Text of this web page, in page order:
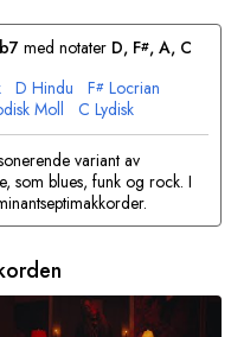
med notater D, F#, A, C
D Hindu F# Locrian
Moll C Lydisk
variant av
som blues, funk og rock. I